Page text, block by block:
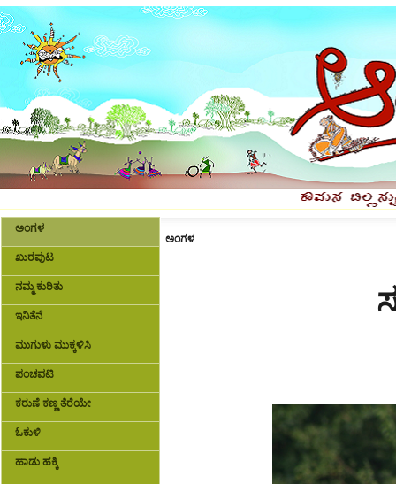
ಅಂಗಳ
ಖುರಪುಟ
ನಮ್ಮ ಕುರಿತು
ಇನಿತೆನೆ
ಮುಗುಳು ಮುಕ್ಕಳಿಸಿ
ಪಂಚವಟಿ
ಕರುಣೆ ಕಣ್ಣ ತೆರೆಯೇ
ಓಕುಳಿ
ಹಾಡು ಹಕ್ಕಿ
ಅಂಗಳ